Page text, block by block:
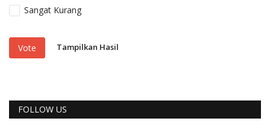
Sangat Kurang
Vote Tampilkan Hasil
FOLLOW US